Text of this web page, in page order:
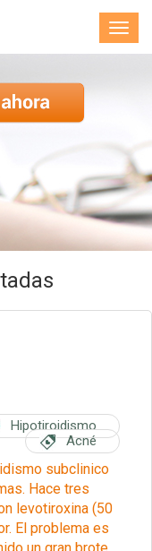
Hipotiroidismo
Acné
subclinico
Hace tres
levotiroxina (50
El problema es